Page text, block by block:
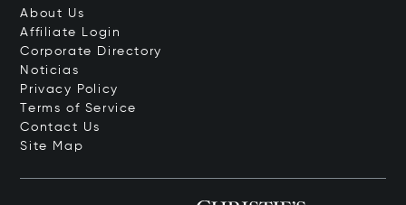
About Us
Affiliate Login
Corporate Directory
Noticias
Privacy Policy
Terms of Service
Contact Us
Site Map